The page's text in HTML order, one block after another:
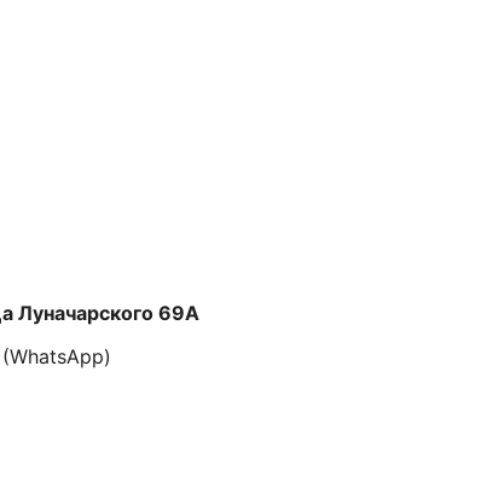
Луначарского 69А